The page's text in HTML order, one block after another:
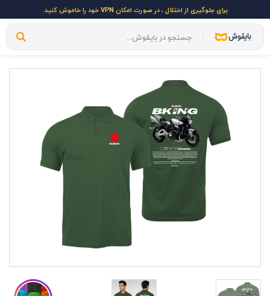
برای جلوگیری از اختلال ، در صورت امکان VPN خود را خاموش کنید.